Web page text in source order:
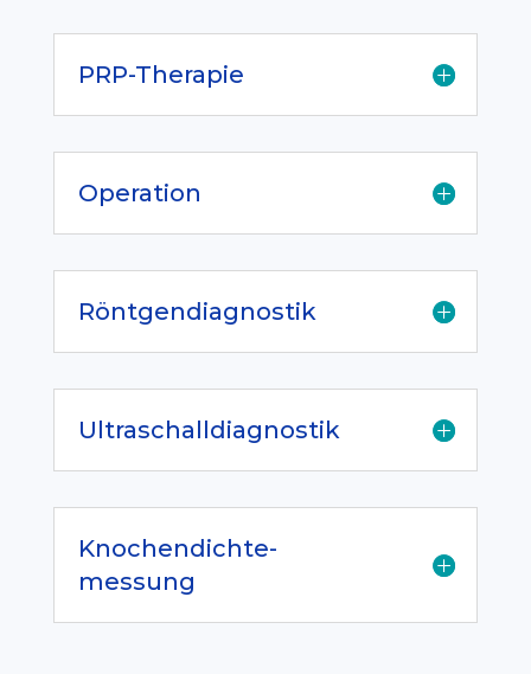
PRP-Therapie
Operation
Röntgendiagnostik
Ultraschalldiagnostik
Knochendichte-
messung